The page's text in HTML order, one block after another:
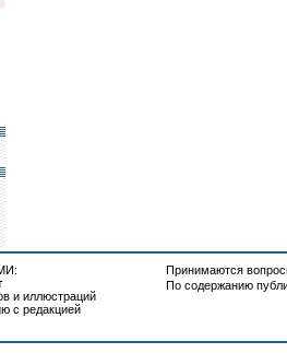
и иллюстраций
с редакцией
Принимаются
По содержанию